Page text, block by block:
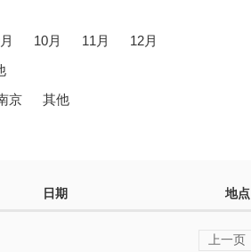
10月 11月
12月
京
其他
日期 地点
上一页